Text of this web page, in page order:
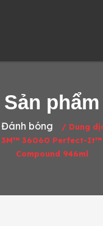
Sản phẩm
Đánh bóng / Dung
36060 Perfect-It™
Compound 946ml